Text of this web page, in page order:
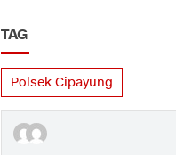
TAG
Polsek Cipayung